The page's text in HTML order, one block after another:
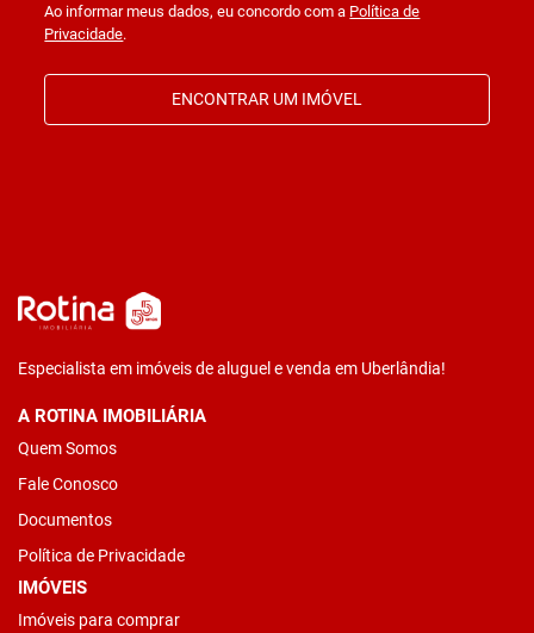
Ao informar meus dados, eu concordo com a Política de
Privacidade.
ENCONTRAR UM IMÓVEL
Especialista em imóveis de aluguel e venda em Uberlândia!
A ROTINA IMOBILIÁRIA
Quem Somos
Fale Conosco
Documentos
Política de Privacidade
IMÓVEIS
Imóveis para comprar